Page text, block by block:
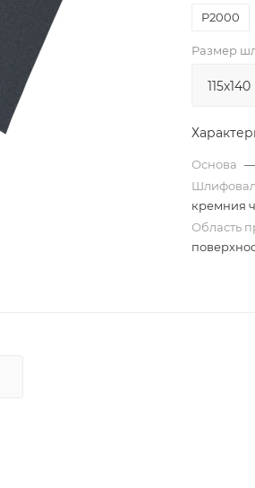
P2000
Размер
Основа —
кремния
Область